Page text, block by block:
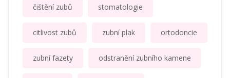
čištění zubů stomatologie
citlivost zubů zubní plak ortodoncie
zubní fazety odstranění zubního kamene